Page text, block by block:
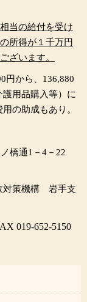
当の給付を受け
所得が１千万円
ざいます。
円から、136,880
用品購入等）に
の助成もあり。
橋通1－4－22
対策機構 岩手支
019-652-5150